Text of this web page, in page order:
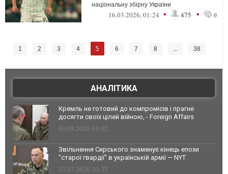
національну збірну України
16.03.2026, 01:24 • 475 • 0
1 2 3 4 5 6 7 8 ... 38
АНАЛІТИКА
Кремль не готовий до компромісів і прагне
досягти своїх цілей війною, - Foreign Affairs
03.08.2026 13:02
Звільнення Сирського знаменує кінець епохи
"старої гвардії" в українській армії — NYT
23.07.2026 10:32